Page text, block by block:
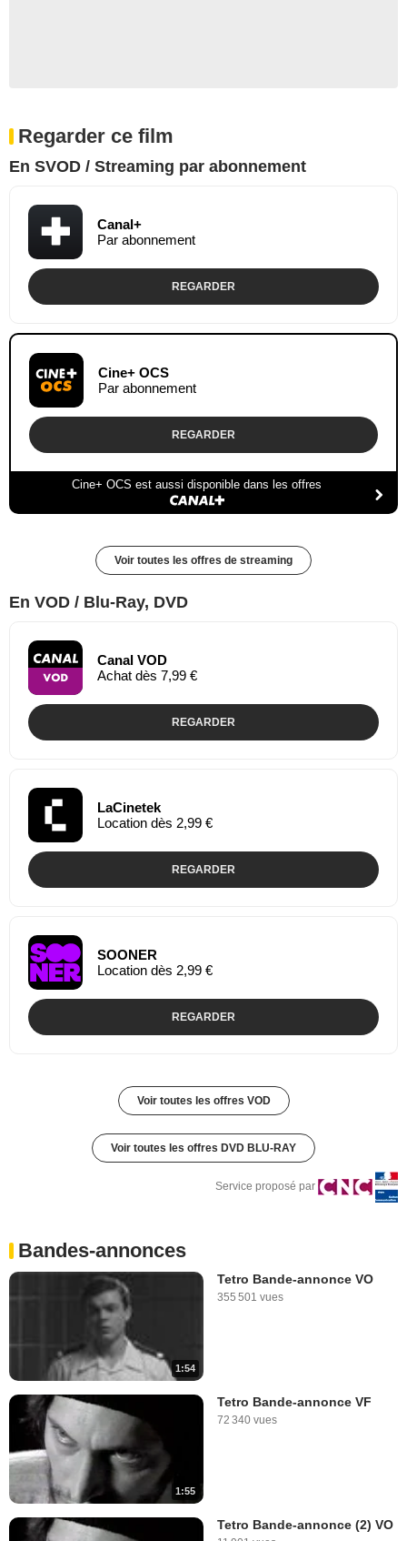
Regarder ce film
En SVOD / Streaming par abonnement
Canal+
Par abonnement
REGARDER
Cine+ OCS
Par abonnement
REGARDER
Cine+ OCS est aussi disponible dans les offres
Voir toutes les offres de streaming
En VOD / Blu-Ray, DVD
Canal VOD
Achat dès 7,99 €
REGARDER
LaCinetek
Location dès 2,99 €
REGARDER
SOONER
Location dès 2,99 €
REGARDER
Voir toutes les offres VOD
Voir toutes les offres DVD BLU-RAY
Service proposé par
Bandes-annonces
1:54
Tetro Bande-annonce VO
355 501 vues
1:55
Tetro Bande-annonce VF
72 340 vues
Tetro Bande-annonce (2) VO